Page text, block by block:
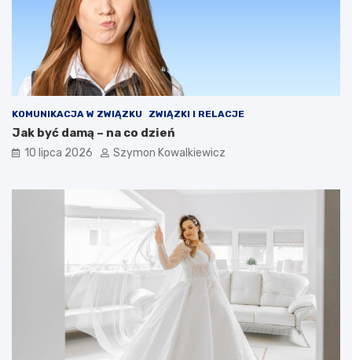
KOMUNIKACJA W ZWIĄZKU ZWIĄZKI I RELACJE
Jak być damą – na co dzień
10 lipca 2026 Szymon Kowalkiewicz